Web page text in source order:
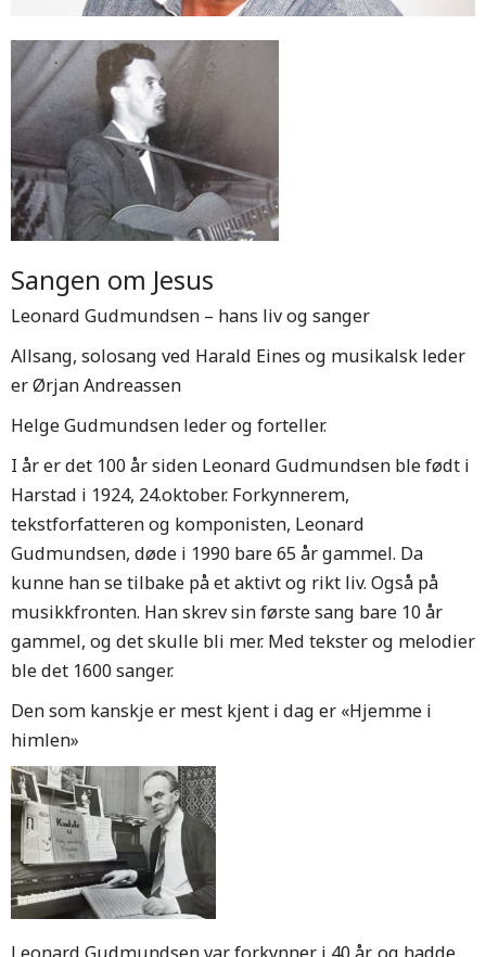
Sangen om Jesus
Leonard Gudmundsen – hans liv og sanger
Allsang, solosang ved Harald Eines og musikalsk leder
er Ørjan Andreassen
Helge Gudmundsen leder og forteller.
I år er det 100 år siden Leonard Gudmundsen ble født i
Harstad i 1924, 24.oktober. Forkynnerem,
tekstforfatteren og komponisten, Leonard
Gudmundsen, døde i 1990 bare 65 år gammel. Da
kunne han se tilbake på et aktivt og rikt liv. Også på
musikkfronten. Han skrev sin første sang bare 10 år
gammel, og det skulle bli mer. Med tekster og melodier
ble det 1600 sanger.
Den som kanskje er mest kjent i dag er «Hjemme i
himlen»